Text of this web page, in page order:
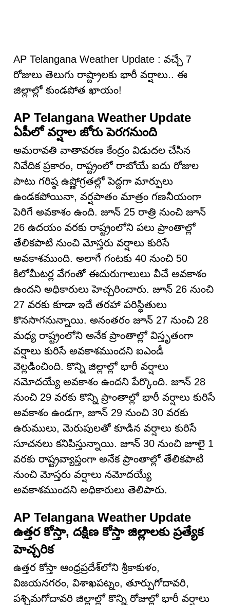
AP Telangana Weather Update : వచ్చే 7
రోజులు తెలుగు రాష్ట్రాలకు భారీ వర్షాలు.. ఈ
జిల్లాల్లో కుండపోత ఖాయం!
AP Telangana Weather Update
ఏపీలో వర్షాల జోరు పెరగనుంది
అమరావతి వాతావరణ కేంద్రం విడుదల చేసిన
నివేదిక ప్రకారం, రాష్ట్రంలో రాబోయే ఐదు రోజుల
పాటు గరిష్ఠ ఉష్ణోగ్రతల్లో పెద్దగా మార్పులు
ఉండకపోయినా, వర్షపాతం మాత్రం గణనీయంగా
పెరిగే అవకాశం ఉంది. జూన్ 25 రాత్రి నుంచి జూన్
26 ఉదయం వరకు రాష్ట్రంలోని పలు ప్రాంతాల్లో
తేలికపాటి నుంచి మోస్తరు వర్షాలు కురిసే
అవకాశముంది. అలాగే గంటకు 40 నుంచి 50
కిలోమీటర్ల వేగంతో ఈదురుగాలులు వీచే అవకాశం
ఉందని అధికారులు హెచ్చరించారు. జూన్ 26 నుంచి
27 వరకు కూడా ఇదే తరహా పరిస్థితులు
కొనసాగనున్నాయి. అనంతరం జూన్ 27 నుంచి 28
మధ్య రాష్ట్రంలోని అనేక ప్రాంతాల్లో విస్తృతంగా
వర్షాలు కురిసే అవకాశముందని ఐఎండీ
వెల్లడించింది. కొన్ని జిల్లాల్లో భారీ వర్షాలు
నమోదయ్యే అవకాశం ఉందని పేర్కొంది. జూన్ 28
నుంచి 29 వరకు కొన్ని ప్రాంతాల్లో భారీ వర్షాలు కురిసే
అవకాశం ఉండగా, జూన్ 29 నుంచి 30 వరకు
ఉరుములు, మెరుపులతో కూడిన వర్షాలు కురిసే
సూచనలు కనిపిస్తున్నాయి. జూన్ 30 నుంచి జూలై 1
వరకు రాష్ట్రవ్యాప్తంగా అనేక ప్రాంతాల్లో తేలికపాటి
నుంచి మోస్తరు వర్షాలు నమోదయ్యే
అవకాశముందని అధికారులు తెలిపారు.
AP Telangana Weather Update
ఉత్తర కోస్తా, దక్షిణ కోస్తా జిల్లాలకు ప్రత్యేక
హెచ్చరిక
ఉత్తర కోస్తా ఆంధ్రప్రదేశ్‌లోని శ్రీకాకుళం,
విజయనగరం, విశాఖపట్నం, తూర్పుగోదావరి,
పశ్చిమగోదావరి జిల్లాల్లో కొన్ని రోజుల్లో భారీ వర్షాలు